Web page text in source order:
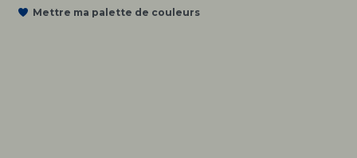
Mettre ma palette de couleurs